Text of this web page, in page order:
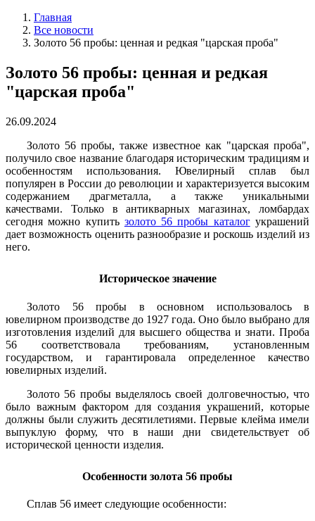
Главная
Все новости
Золото 56 пробы: ценная и редкая "царская проба"
Золото 56 пробы: ценная и редкая
"царская проба"
26.09.2024
Золото 56 пробы, также известное как "царская проба",
получило свое название благодаря историческим традициям и
особенностям использования. Ювелирный сплав был
популярен в России до революции и характеризуется высоким
содержанием драгметалла, а также уникальными
качествами. Только в антикварных магазинах, ломбардах
сегодня можно купить золото 56 пробы каталогукрашений
дает возможность оценить разнообразие и роскошь изделий из
него.
Историческое значение
Золото 56 пробы в основном использовалось в
ювелирном производстве до 1927 года. Оно было выбрано для
изготовления изделий для высшего общества и знати. Проба
56 соответствовала требованиям, установленным
государством, и гарантировала определенное качество
ювелирных изделий.
Золото 56 пробы выделялось своей долговечностью, что
было важным фактором для создания украшений, которые
должны были служить десятилетиями. Первые клейма имели
выпуклую форму, что в наши дни свидетельствует об
исторической ценности изделия.
Особенности золота 56 пробы
Сплав 56 имеет следующие особенности: